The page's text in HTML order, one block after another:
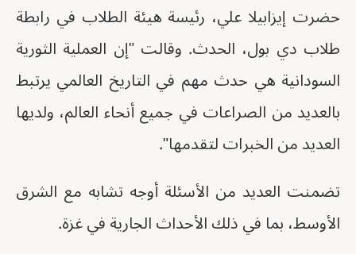
حضرت إيزابيلا علي، رئيسة هيئة الطلاب في رابطة
طلاب دي بول، الحدث. وقالت "إن العملية الثورية
السودانية هي حدث مهم في التاريخ العالمي يرتبط
بالعديد من الصراعات في جميع أنحاء العالم، ولديها
العديد من الخبرات لتقدمها".
تضمنت العديد من الأسئلة أوجه تشابه مع الشرق
الأوسط، بما في ذلك الأحداث الجارية في غزة.